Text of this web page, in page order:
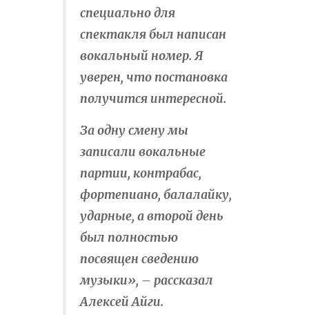
специально для
спектакля был написан
вокальный номер. Я
уверен, что постановка
получится интересной.
За одну смену мы
записали вокальные
партии, контрабас,
фортепиано, балалайку,
ударные, а второй день
был полностью
посвящен сведению
музыки», – рассказал
Алексей Айги.